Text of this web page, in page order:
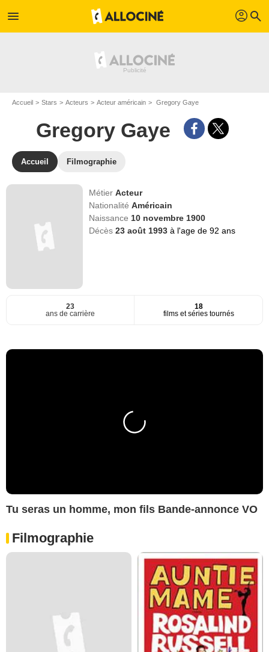
menu profil search
Accueil Stars Acteurs Acteur américain Gregory Gaye
Gregory Gaye
Accueil Filmographie
MétierActeur
NationalitéAméricain
Naissance 10 novembre 1900
Décès23 août 1993à l'age de 92 ans
23
ans de carrière
18
films et séries tournés
Tu seras un homme, mon fils Bande-annonce VO
Filmographie